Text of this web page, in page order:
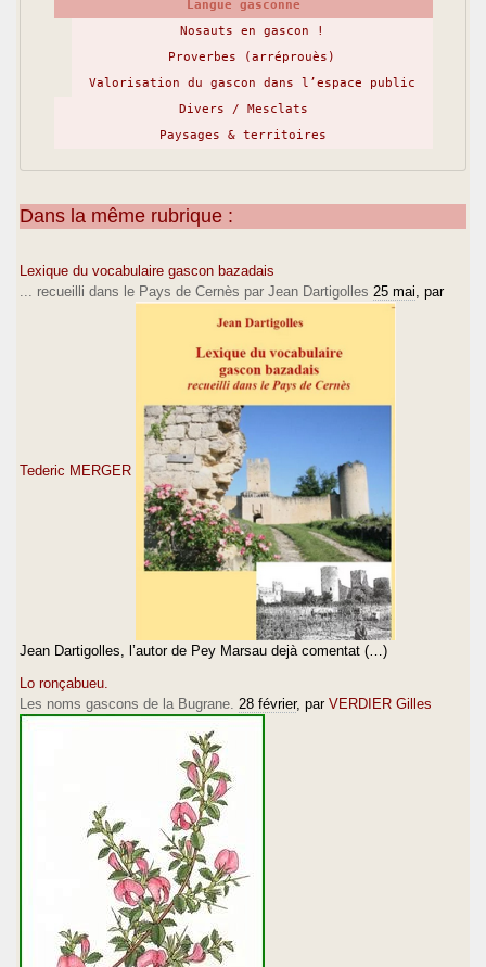
Langue gasconne
Nosauts en gascon !
Proverbes (arréprouès)
Valorisation du gascon dans l’espace public
Divers / Mesclats
Paysages & territoires
Dans la même rubrique :
Lexique du vocabulaire gascon bazadais
... recueilli dans le Pays de Cernès par Jean Dartigolles 25 mai , par
Tederic MERGER
Jean Dartigolles, l’autor de Pey Marsau dejà comentat (…)
Lo ronçabueu.
Les noms gascons de la Bugrane. 28 février, par VERDIER Gilles